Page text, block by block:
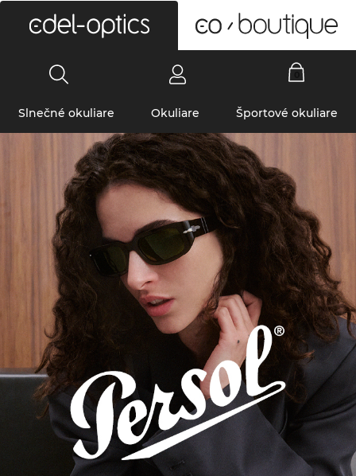
Slnečné okuliare Okuliare Športové okuliare